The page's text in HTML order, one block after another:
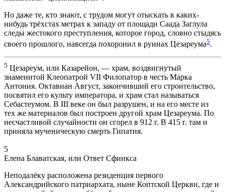
Но даже те, кто знают, с трудом могут отыскать в каких-
нибудь трёхстах метрах к западу от площади Саада Заглула
следы жестокого преступления, которое город, словно стыдясь
своего прошлого, навсегда похоронил в руинах Цезареума5.
5 Цезареум, или Казарейон, — храм, воздвигнутый
знаменитой Клеопатрой VII Филопатор в честь Марка
Антония. Октавиан Август, закончивший его строительство,
посвятил его культу императора, и храм стал называться
Себастеумом. В III веке он был разрушен, и на его месте из
тех же материалов был построен другой храм Цезареума. По
несчастливой случайности он сгорел в 912 г. В 415 г. там и
приняла мученическую смерть Гипатия.
5
Елена Блаватская, или Ответ Сфинкса
Неподалёку расположена резиденция первого
Александрийского патриархата, ныне Коптской Церкви, где и